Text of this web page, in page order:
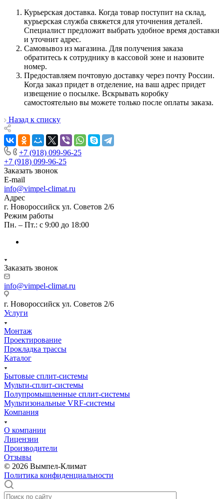
Курьерская доставка. Когда товар поступит на склад,
курьерская служба свяжется для уточнения деталей.
Специалист предложит выбрать удобное время доставки
и уточнит адрес.
Самовывоз из магазина. Для получения заказа
обратитесь к сотруднику в кассовой зоне и назовите
номер.
Предоставляем почтовую доставку через почту России.
Когда заказ придет в отделение, на ваш адрес придет
извещение о посылке. Вскрывать коробку
самостоятельно вы можете только после оплаты заказа.
Назад к списку
+7 (918) 099-96-25
+7 (918) 099-96-25
Заказать звонок
E-mail
info@vimpel-climat.ru
Адрес
г. Новороссийск ул. Советов 2/6
Режим работы
Пн. – Пт.: с 9:00 до 18:00
Заказать звонок
info@vimpel-climat.ru
г. Новороссийск ул. Советов 2/6
Услуги
Монтаж
Проектирование
Прокладка трассы
Каталог
Бытовые сплит-системы
Мульти-сплит-системы
Полупромышленные сплит-системы
Мультизональные VRF-системы
Компания
О компании
Лицензии
Производители
Отзывы
© 2026 Вымпел-Климат
Политика конфиденциальности